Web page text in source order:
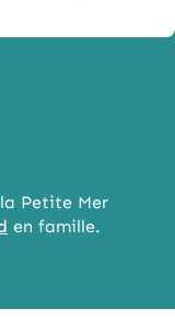
Petite Mer
en famille.